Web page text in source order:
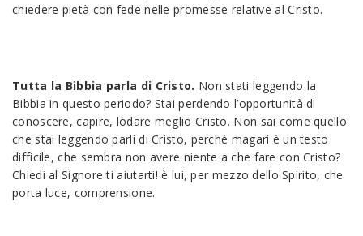
chiedere pietà con fede nelle promesse relative al Cristo.
Tutta la Bibbia parla di Cristo. Non stati leggendo la
Bibbia in questo periodo? Stai perdendo l’opportunità di
conoscere, capire, lodare meglio Cristo. Non sai come quello
che stai leggendo parli di Cristo, perchè magari è un testo
difficile, che sembra non avere niente a che fare con Cristo?
Chiedi al Signore ti aiutarti! è lui, per mezzo dello Spirito, che
porta luce, comprensione.